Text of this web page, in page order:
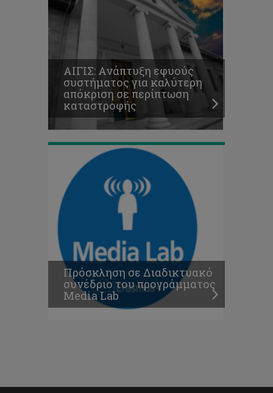
AΙΓΙΣ: Ανάπτυξη εφυούς
συστήματος για καλύτερη
απόκριση σε περίπτωση
καταστροφής
Πρόσκληση
Διαδικτυακό
συνέδριο
του
προγράμματος
Media
Lab
Πρόσκληση σε Διαδικτυακό
συνέδριο του προγράμματος
Media Lab